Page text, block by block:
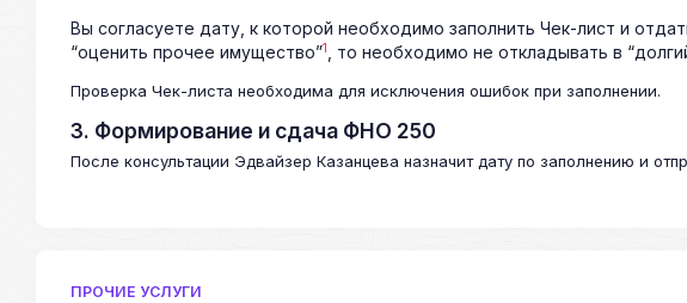
Вы согласуете дату, к которой необходимо заполнить Чек-лист и
“оценить прочее имущество”1 , то необходимо не откладывать в
Проверка Чек-листа необходима для исключения ошибок при заполнении.
3. Формирование и сдача ФНО 250
После консультации Эдвайзер Казанцева назначит дату по заполнению и
ПРОЧИЕ УСЛУГИ